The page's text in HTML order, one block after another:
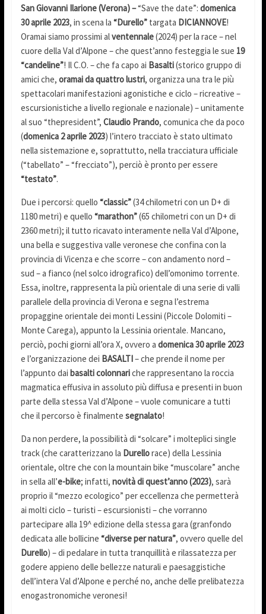
San Giovanni Ilarione (Verona) –“Save the date”: domenica
30 aprile 2023, in scena la “Durello”targata DICIANNOVE!
Oramai siamo prossimi alventennale(2024) per la race – nel
cuore della Val d’Alpone – che quest’anno festeggia le sue 19
“candeline”! Il C.O. – che fa capo ai Basalti(storico gruppo di
amici che, oramai da quattro lustri, organizza una tra le più
spettacolari manifestazioni agonistiche e ciclo – ricreative –
escursionistiche a livello regionale e nazionale) – unitamente
al suo “thepresident”, Claudio Prando, comunica che da poco
(domenica 2 aprile 2023) l’intero tracciato è stato ultimato
nella sistemazione e, soprattutto, nella tracciatura ufficiale
(“tabellato” – “frecciato”), perciò è pronto per essere
“testato”.
Due i percorsi: quello “classic”(34 chilometri con un D+ di
1180 metri) e quello “marathon”(65 chilometri con un D+ di
2360 metri); il tutto ricavato interamente nella Val d’Alpone,
una bella e suggestiva valle veronese che confina con la
provincia di Vicenza e che scorre – con andamento nord –
sud – a fianco (nel solco idrografico) dell’omonimo torrente.
Essa, inoltre, rappresenta la più orientale di una serie di valli
parallele della provincia di Verona e segna l’estrema
propaggine orientale dei monti Lessini (Piccole Dolomiti –
Monte Carega), appunto la Lessinia orientale. Mancano,
perciò, pochi giorni all’ora X, ovvero a domenica 30 aprile 2023
e l’organizzazione dei BASALTI– che prende il nome per
l’appunto dai basalti colonnariche rappresentano la roccia
magmatica effusiva in assoluto più diffusa e presenti in buon
parte della stessa Val d’Alpone – vuole comunicare a tutti
che il percorso è finalmente segnalato!
Da non perdere, la possibilità di “solcare” i molteplici single
track (che caratterizzano la Durellorace) della Lessinia
orientale, oltre che con la mountain bike “muscolare” anche
in sella all’e-bike; infatti, novità di quest’anno (2023), sarà
proprio il “mezzo ecologico” per eccellenza che permetterà
ai molti ciclo – turisti – escursionisti – che vorranno
partecipare alla 19^ edizione della stessa gara (granfondo
dedicata alle bollicine “diverse per natura”, ovvero quelle del
Durello) – di pedalare in tutta tranquillità e rilassatezza per
godere appieno delle bellezze naturali e paesaggistiche
dell’intera Val d’Alpone e perché no, anche delle prelibatezza
enogastronomiche veronesi!